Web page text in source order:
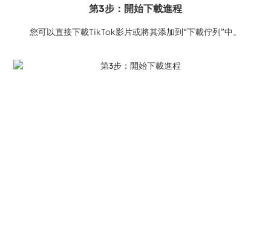
第3步：開始下載進程
您可以直接下載TikTok影片或將其添加到“下載佇列”中。